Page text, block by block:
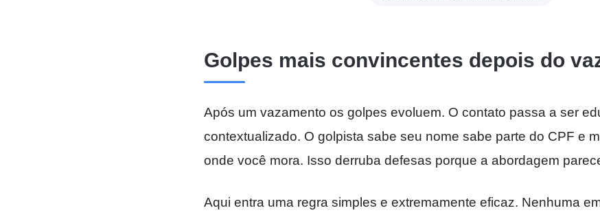
Golpes mais convincentes depois do
Após um vazamento os golpes evoluem. O contato passa a ser
contextualizado. O golpista sabe seu nome sabe parte do CPF e
onde você mora. Isso derruba defesas porque a abordagem
Aqui entra uma regra simples e extremamente eficaz. Nenhuma